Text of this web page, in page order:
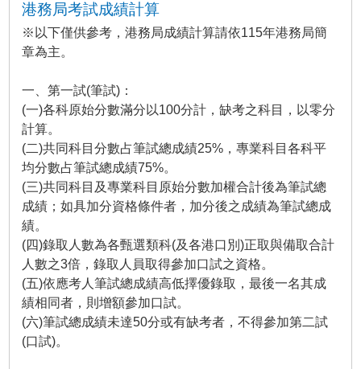
港務局考試成績計算
※以下僅供參考，港務局成績計算請依115年港務局簡
章為主。
一、第一試(筆試)：
(一)各科原始分數滿分以100分計，缺考之科目，以零分
計算。
(二)共同科目分數占筆試總成績25%，專業科目各科平
均分數占筆試總成績75%。
(三)共同科目及專業科目原始分數加權合計後為筆試總
成績；如具加分資格條件者，加分後之成績為筆試總成
績。
(四)錄取人數為各甄選類科(及各港口別)正取與備取合計
人數之3倍，錄取人員取得參加口試之資格。
(五)依應考人筆試總成績高低擇優錄取，最後一名其成
績相同者，則增額參加口試。
(六)筆試總成績未達50分或有缺考者，不得參加第二試
(口試)。